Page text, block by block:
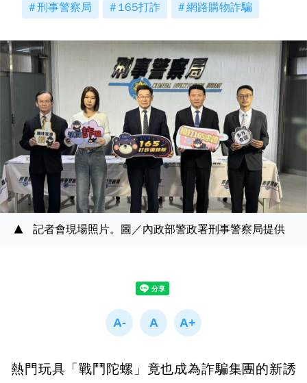
刑事警察局 165打詐 網路購物詐騙
記者會現場照片。圖／內政部警政署刑事警察局提供
熱門玩具「戰鬥陀螺」竟也成為詐騙集團的新誘